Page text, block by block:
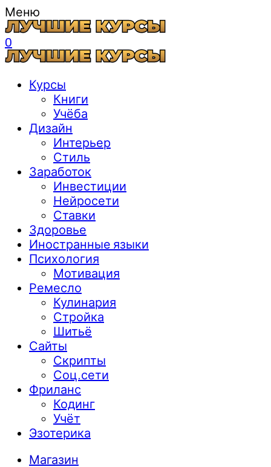
Меню
0
Курсы
Книги
Учёба
Дизайн
Интерьер
Стиль
Заработок
Инвестиции
Нейросети
Ставки
Здоровье
Иностранные языки
Психология
Мотивация
Ремесло
Кулинария
Стройка
Шитьё
Сайты
Скрипты
Соц.сети
Фриланс
Кодинг
Учёт
Эзотерика
Магазин